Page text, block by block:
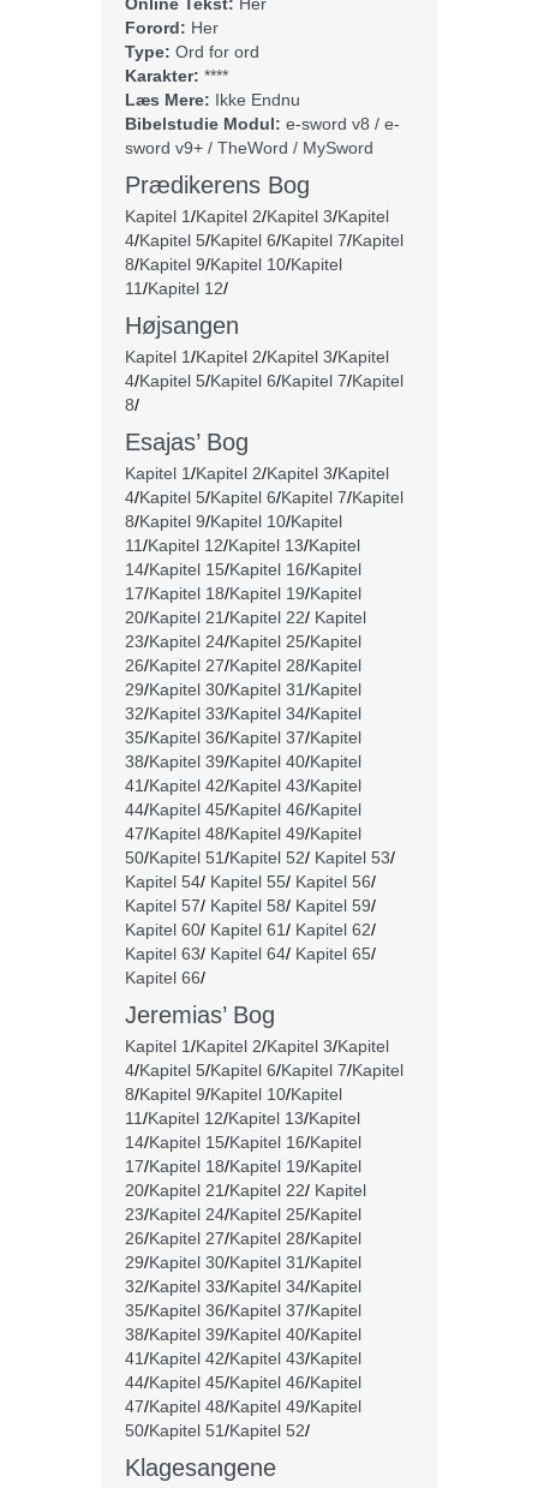
Forord: Her
Type: Ord for ord
Karakter: ****
Læs Mere: Ikke Endnu
Bibelstudie Modul: e-sword v8 / e-
sword v9+ / TheWord / MySword
Prædikerens Bog
Kapitel 1/Kapitel 2/Kapitel 3/Kapitel
4/Kapitel 5/Kapitel 6/Kapitel 7/Kapitel
8/Kapitel 9/Kapitel 10/Kapitel
11/Kapitel 12/
Højsangen
Kapitel 1/Kapitel 2/Kapitel 3/Kapitel
4/Kapitel 5/Kapitel 6/Kapitel 7/Kapitel
8/
Esajas’ Bog
Kapitel 1/Kapitel 2/Kapitel 3/Kapitel
4/Kapitel 5/Kapitel 6/Kapitel 7/Kapitel
8/Kapitel 9/Kapitel 10/Kapitel
11/Kapitel 12/Kapitel 13/Kapitel
14/Kapitel 15/Kapitel 16/Kapitel
17/Kapitel 18/Kapitel 19/Kapitel
20/Kapitel 21/Kapitel 22/ Kapitel
23/Kapitel 24/Kapitel 25/Kapitel
26/Kapitel 27/Kapitel 28/Kapitel
29/Kapitel 30/Kapitel 31/Kapitel
32/Kapitel 33/Kapitel 34/Kapitel
35/Kapitel 36/Kapitel 37/Kapitel
38/Kapitel 39/Kapitel 40/Kapitel
41/Kapitel 42/Kapitel 43/Kapitel
44/Kapitel 45/Kapitel 46/Kapitel
47/Kapitel 48/Kapitel 49/Kapitel
50/Kapitel 51/Kapitel 52/ Kapitel 53/
Kapitel 54/ Kapitel 55/ Kapitel 56/
Kapitel 57/ Kapitel 58/ Kapitel 59/
Kapitel 60/ Kapitel 61/ Kapitel 62/
Kapitel 63/ Kapitel 64/ Kapitel 65/
Kapitel 66/
Jeremias’ Bog
Kapitel 1/Kapitel 2/Kapitel 3/Kapitel
4/Kapitel 5/Kapitel 6/Kapitel 7/Kapitel
8/Kapitel 9/Kapitel 10/Kapitel
11/Kapitel 12/Kapitel 13/Kapitel
14/Kapitel 15/Kapitel 16/Kapitel
17/Kapitel 18/Kapitel 19/Kapitel
20/Kapitel 21/Kapitel 22/ Kapitel
23/Kapitel 24/Kapitel 25/Kapitel
26/Kapitel 27/Kapitel 28/Kapitel
29/Kapitel 30/Kapitel 31/Kapitel
32/Kapitel 33/Kapitel 34/Kapitel
35/Kapitel 36/Kapitel 37/Kapitel
38/Kapitel 39/Kapitel 40/Kapitel
41/Kapitel 42/Kapitel 43/Kapitel
44/Kapitel 45/Kapitel 46/Kapitel
47/Kapitel 48/Kapitel 49/Kapitel
50/Kapitel 51/Kapitel 52/
Klagesangene